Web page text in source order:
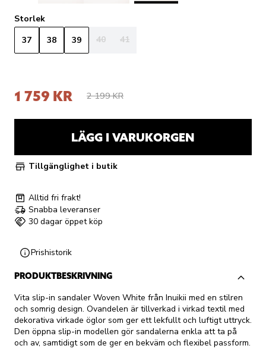
Storlek
37
38 39 40 41
1 759 KR 2 199 KR
LÄGG I VARUKORGEN
Tillgänglighet i butik
Alltid fri frakt!
Snabba leveranser
30 dagar öppet köp
Prishistorik
PRODUKTBESKRIVNING
Vita slip-in sandaler Woven White från Inuikii med en stilren
och somrig design. Ovandelen är tillverkad i virkad textil med
dekorativa virkade öglor som ger ett lekfullt och luftigt uttryck.
Den öppna slip-in modellen gör sandalerna enkla att ta på
och av, samtidigt som de ger en bekväm och flexibel passform.